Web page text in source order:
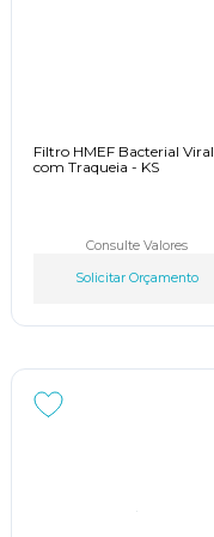
Filtro HMEF Bacterial Viral
com Traqueia - KS
Consulte Valores
Solicitar Orçamento